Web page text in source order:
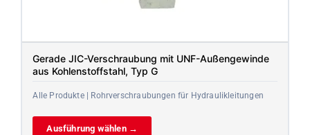
Gerade JIC-Verschraubung mit UNF-Außengewinde
aus Kohlenstoffstahl, Typ G
Alle Produkte | Rohrverschraubungen für Hydraulikleitungen
Ausführung wählen →